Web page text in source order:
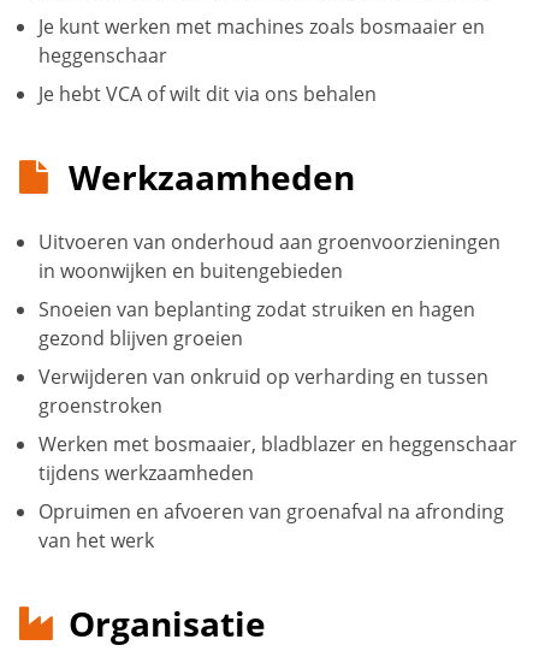
Je kunt werken met machines zoals bosmaaier en
heggenschaar
Je hebt VCA of wilt dit via ons behalen
Werkzaamheden
Uitvoeren van onderhoud aan groenvoorzieningen
in woonwijken en buitengebieden
Snoeien van beplanting zodat struiken en hagen
gezond blijven groeien
Verwijderen van onkruid op verharding en tussen
groenstroken
Werken met bosmaaier, bladblazer en heggenschaar
tijdens werkzaamheden
Opruimen en afvoeren van groenafval na afronding
van het werk
Organisatie